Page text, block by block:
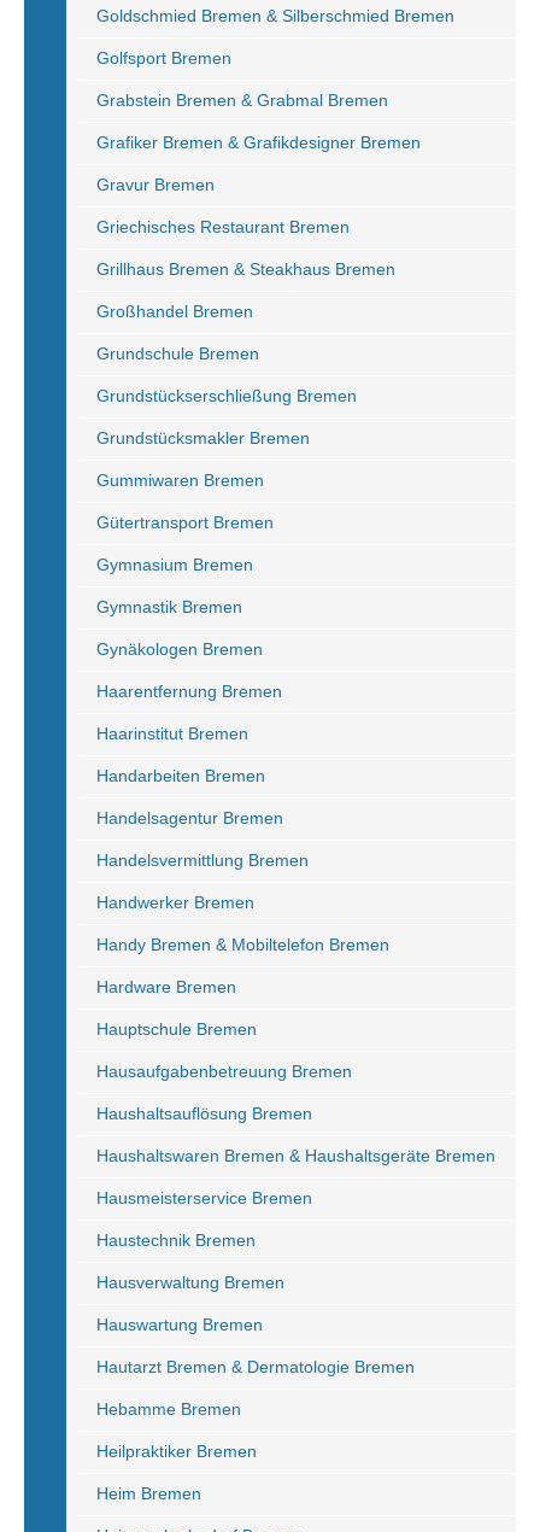
Goldschmied Bremen & Silberschmied Bremen
Golfsport Bremen
Grabstein Bremen & Grabmal Bremen
Grafiker Bremen & Grafikdesigner Bremen
Gravur Bremen
Griechisches Restaurant Bremen
Grillhaus Bremen & Steakhaus Bremen
Großhandel Bremen
Grundschule Bremen
Grundstückserschließung Bremen
Grundstücksmakler Bremen
Gummiwaren Bremen
Gütertransport Bremen
Gymnasium Bremen
Gymnastik Bremen
Gynäkologen Bremen
Haarentfernung Bremen
Haarinstitut Bremen
Handarbeiten Bremen
Handelsagentur Bremen
Handelsvermittlung Bremen
Handwerker Bremen
Handy Bremen & Mobiltelefon Bremen
Hardware Bremen
Hauptschule Bremen
Hausaufgabenbetreuung Bremen
Haushaltsauflösung Bremen
Haushaltswaren Bremen & Haushaltsgeräte Bremen
Hausmeisterservice Bremen
Haustechnik Bremen
Hausverwaltung Bremen
Hauswartung Bremen
Hautarzt Bremen & Dermatologie Bremen
Hebamme Bremen
Heilpraktiker Bremen
Heim Bremen